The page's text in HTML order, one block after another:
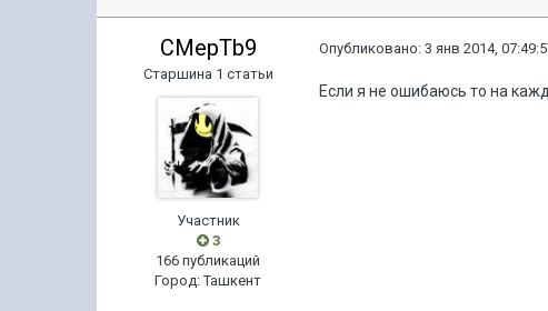
CMepTb9
Старшина 1 статьи
Участник
3
166 публикаций
Город:Ташкент
Опубликовано:3 янв 2014,
Если я не ошибаюсь то на